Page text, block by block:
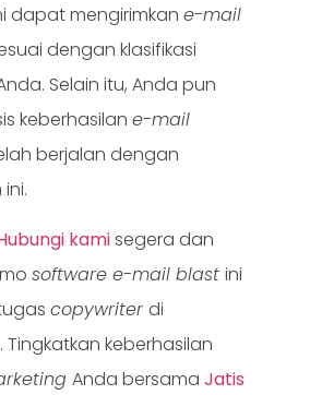
dapat mengirimkan e-mail
dengan klasifikasi
Selain itu, Anda pun
keberhasilan e-mail
berjalan dengan
kamisegera dan
software e-mail blast ini
copywriter di
keberhasilan
Anda bersama Jatis